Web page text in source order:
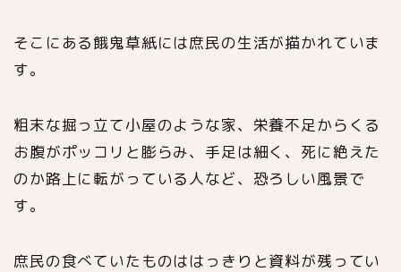
そこにある餓鬼草紙には庶民の生活が描かれていま
す。
粗末な掘っ立て小屋のような家、栄養不足からくる
お腹がポッコリと膨らみ、手足は細く、死に絶えた
のか路上に転がっている人など、恐ろしい風景で
す。
庶民の食べていたものははっきりと資料が残ってい